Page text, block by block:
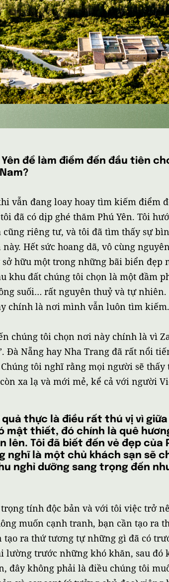
để làm điểm đến đầu tiên
vẫn đang loay hoay tìm kiếm điểm
đã có dịp ghé thăm Phú Yên. Tôi
cũng riêng tư, và tôi đã tìm thấy sự
này. Hết sức hoang dã, vô cùng
hữu một trong những bãi biển đẹp
khu đất chúng tôi chọn là một đầm
suối… rất nguyên thuỷ và tự
chính là nơi mình vẫn luôn tìm kiếm.
chúng tôi chọn nơi này chính là vì
Đà Nẵng hay Nha Trang đã rất nổi
tôi nghĩ rằng mọi người sẽ
xa lạ và mới mẻ, kể cả với người
thực là điều rất thú vị vì
mật thiết, đó chính là quê
lên. Tôi đã biết đến vẻ đẹp của
nghĩ là một chủ khách sạn sẽ
nghỉ dưỡng sang trọng đến
tính độc bản và với tôi việc trở
muốn cạnh tranh, bạn cần tạo ra
tạo ra thứ tương tự những gì đã có
lường trước những khó khăn, sau đó
đây không phải là điều chúng tôi